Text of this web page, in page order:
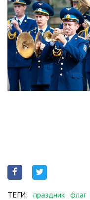
ТЕГИ: праздник флаг